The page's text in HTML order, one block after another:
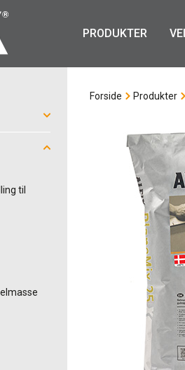
PRODUKTER
til
Forside Produkter